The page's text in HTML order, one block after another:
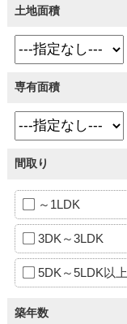
土地面積
専有面積
間取り
～1LDK
3DK～3LDK
5DK～5LDK以上
築年数